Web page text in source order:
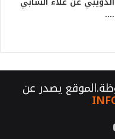
يصدر عن
يوتيوب